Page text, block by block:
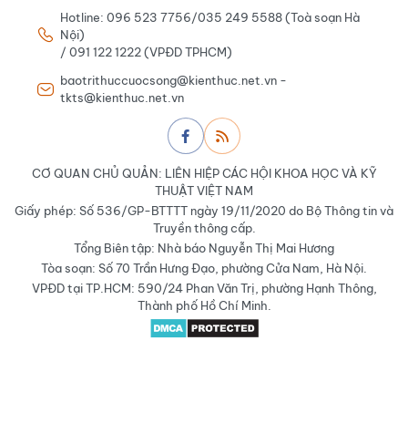
Hotline: 096 523 7756/035 249 5588 (Toà soạn Hà
Nội)
/ 091 122 1222 (VPĐD TPHCM)
baotrithuccuocsong@kienthuc.net.vn -
tkts@kienthuc.net.vn
CƠ QUAN CHỦ QUẢN: LIÊN HIỆP CÁC HỘI KHOA HỌC VÀ KỸ
THUẬT VIỆT NAM
Giấy phép: Số 536/GP-BTTTT ngày 19/11/2020 do Bộ Thông tin và
Truyền thông cấp.
Tổng Biên tập: Nhà báo Nguyễn Thị Mai Hương
Tòa soạn: Số 70 Trần Hưng Đạo, phường Cửa Nam, Hà Nội.
VPĐD tại TP.HCM: 590/24 Phan Văn Trị, phường Hạnh Thông,
Thành phố Hồ Chí Minh.